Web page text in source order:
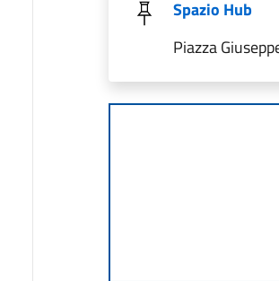
Spazio Hub
Piazza